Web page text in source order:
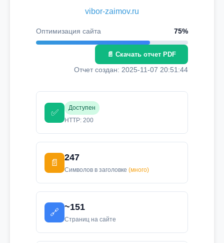
vibor-zaimov.ru
Оптимизация сайта 75%
📄 Скачать отчет PDF
Отчет создан: 2025-11-07 20:51:44
✅
Доступен
HTTP: 200
📄
247
Символов в заголовке (много)
🔗
~151
Страниц на сайте